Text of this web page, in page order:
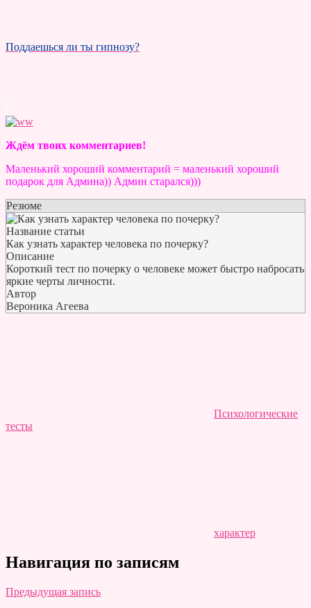
Поддаешься ли ты гипнозу?
Ждём твоих комментариев!
Маленький хороший комментарий = маленький хороший
подарок для Админа)) Админ старался)))
Резюме
Название статьи
Как узнать характер человека по почерку?
Описание
Короткий тест по почерку о человеке может быстро набросать
яркие черты личности.
Автор
Вероника Агеева
Психологические
тесты
характер
Навигация по записям
Предыдущая запись